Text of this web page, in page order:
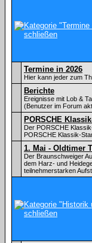
Termine in 2026
Hier kann jeder zum
Berichte
Ereignisse mit Lob &
(Benutzer im Forum
PORSCHE
Der PORSCHE
PORSCHE Klassik-
1. Mai - Oldtimer
Der Braunschweiger
dem Harz- und
teilnehmerstarken